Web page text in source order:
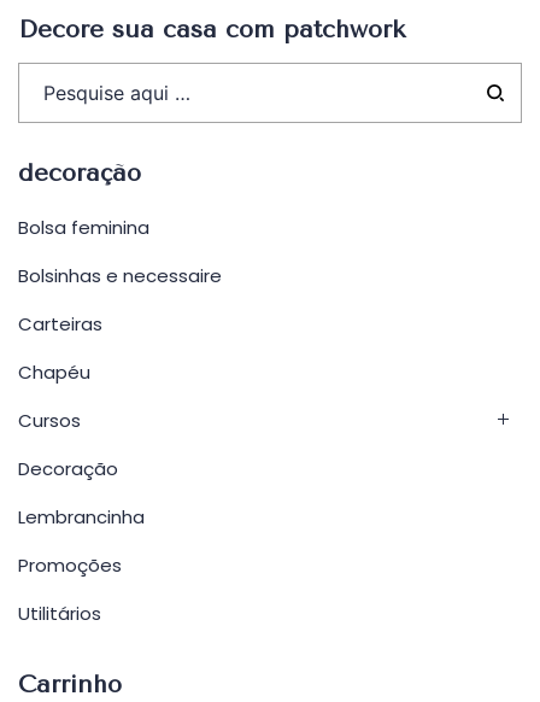
Decore sua casa com patchwork
decoração
Bolsa feminina
Bolsinhas e necessaire
Carteiras
Chapéu
Cursos
Decoração
Lembrancinha
Promoções
Utilitários
Carrinho